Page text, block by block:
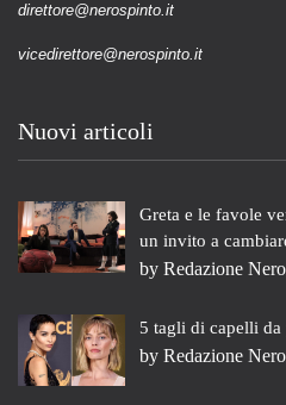
direttore@nerospinto.it
vicedirettore@nerospinto.it
Nuovi articoli
Greta e le favole
un invito a
by Redazione
5 tagli di capelli da
by Redazione